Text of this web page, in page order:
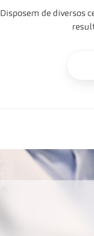
Disposem de diversos